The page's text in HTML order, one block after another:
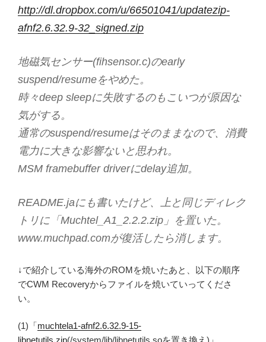
http://dl.dropbox.com/u/66501041/updatezip-
afnf2.6.32.9-32_signed.zip
地磁気センサー(fihsensor.c)のearly
suspend/resumeをやめた。
時々deep sleepに失敗するのもこいつが原因な
気がする。
通常のsuspend/resumeはそのままなので、消費
電力に大きな影響ないと思われ。
MSM framebuffer driverにdelay追加。
README.jaにも書いたけど、上と同じディレク
トリに「Muchtel_A1_2.2.2.zip」を置いた。
www.muchpad.comが復活したら消します。
↓で紹介している海外のROMを焼いたあと、以下の順序
でCWM Recoveryからファイルを焼いていってくださ
い。
(1)「muchtela1-afnf2.6.32.9-15-
libnetutils.zip(/system/lib/libnetutils.soを置き換え)」